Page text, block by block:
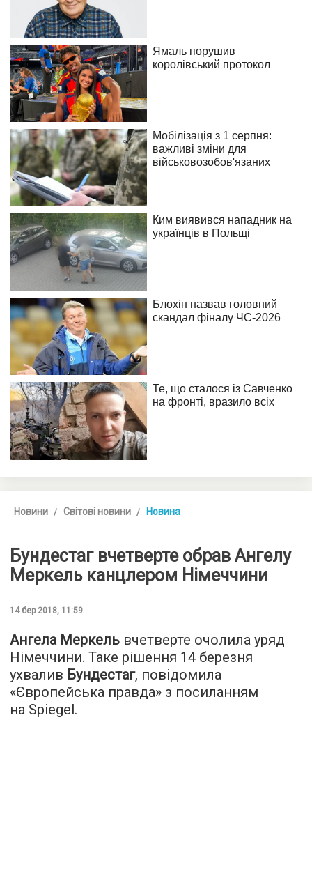
Новини Світові новини Новина
Бундестаг вчетверте обрав Ангелу
Меркель канцлером Німеччини
14 бер 2018, 11:59
Ангела Меркель вчетверте очолила уряд
Німеччини. Таке рішення 14 березня
ухвалив Бундестаг, повідомила
«Європейська правда» з посиланням
на Spiegel.